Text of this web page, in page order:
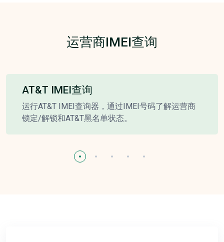
运营商IMEI查询
AT&T IMEI查询
运行AT&T IMEI查询器，通过IMEI号码了解运营商
锁定/解锁和AT&T黑名单状态。